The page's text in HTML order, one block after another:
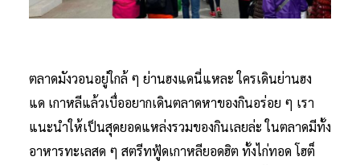
ตลาดมังวอนอยู่ใกล้ ๆ ย่านฮงแดนี่แหละ ใครเดินย่านฮง
แด เกาหลีแล้วเบื่ออยากเดินตลาดหาของกินอร่อย ๆ เรา
แนะนำให้เป็นสุดยอดแหล่งรวมของกินเลยล่ะ ในตลาดมีทั้ง
อาหารทะเลสด ๆ สตรีทฟู้ดเกาหลียอดฮิต ทั้งไก่ทอด โฮต็